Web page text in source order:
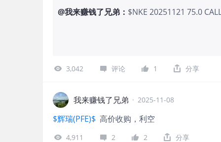
@我来赚钱了兄弟 ： $NKE 20251121 75.0
3,042 评论 1 分享
我来赚钱了兄弟 · 2025-11-08
$辉瑞(PFE)$ 高价收购，利空
4,911 2 2 分享